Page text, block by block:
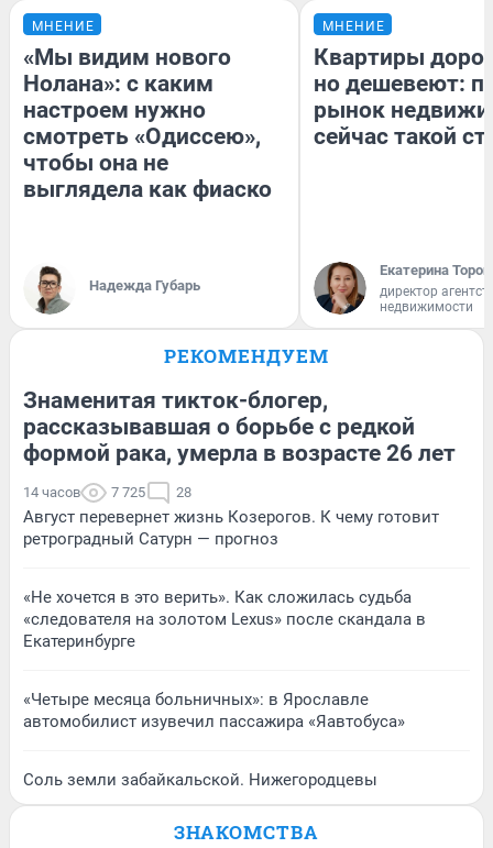
МНЕНИЕ
«Мы видим нового
Нолана»: с каким
настроем нужно
смотреть «Одиссею»,
чтобы она не
выглядела как фиаско
Надежда Губарь
МНЕНИЕ
Квартиры
но дешевеют:
рынок
сейчас такой
Екатерина
директор
недвижимости
РЕКОМЕНДУЕМ
Знаменитая тикток-блогер,
рассказывавшая о борьбе с редкой
формой рака, умерла в возрасте 26 лет
14 часов 7 725 28
Август перевернет жизнь Козерогов. К чему готовит
ретроградный Сатурн — прогноз
«Не хочется в это верить». Как сложилась судьба
«следователя на золотом Lexus» после скандала в
Екатеринбурге
«Четыре месяца больничных»: в Ярославле
автомобилист изувечил пассажира «Яавтобуса»
Соль земли забайкальской. Нижегородцевы
ЗНАКОМСТВА